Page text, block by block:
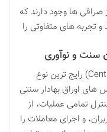
صرافی ها وجود دارند که
تجربه های متفاوتی را
صرافی های متمرکز (Centralized Exchanges) رایج ترین نوع
اوراق بهادار سنتی
تمامی عملیات، از
و اجرای معاملات را